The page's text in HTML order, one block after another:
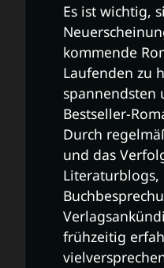
Es ist wichtig,
kommende
Laufenden zu
spannendsten
Bestseller-
Durch
und das
Literaturblogs,
frühzeitig